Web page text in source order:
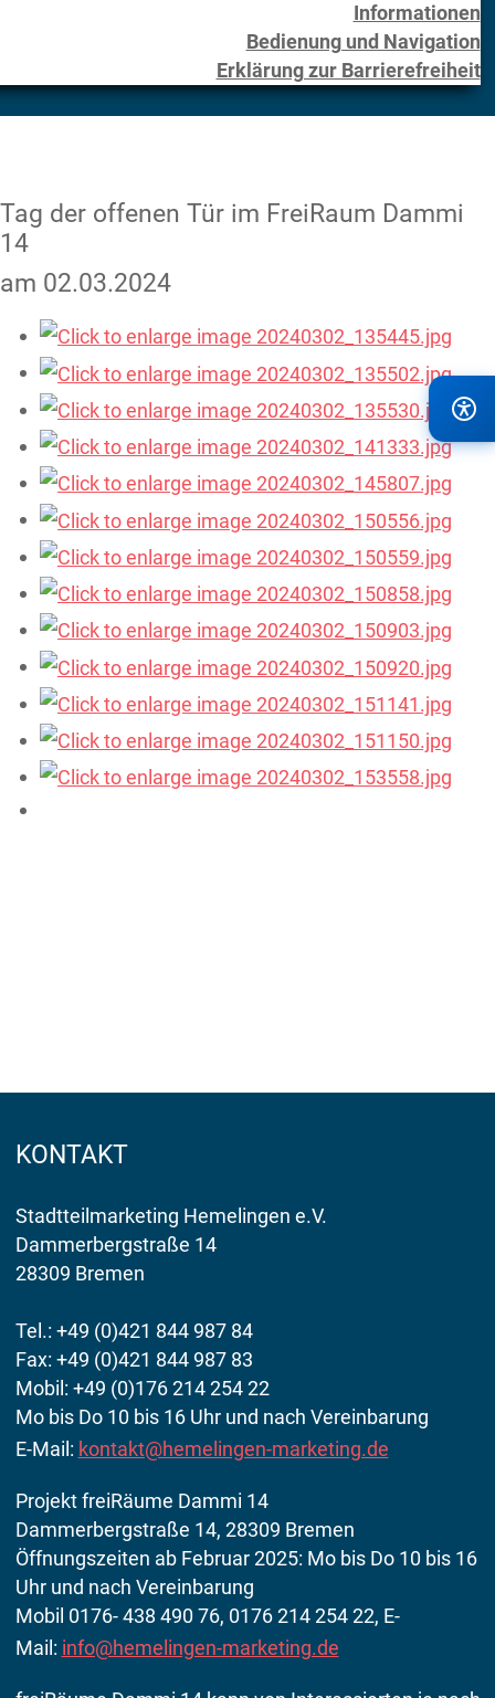
Informationen
Bedienung und Navigation
Erklärung zur Barrierefreiheit
Tag der offenen Tür im FreiRaum Dammi
14
am 02.03.2024
KONTAKT
Stadtteilmarketing Hemelingen e.V.
Dammerbergstraße 14
28309 Bremen
Tel.: +49 (0)421 844 987 84
Fax: +49 (0)421 844 987 83
Mobil: +49 (0)176 214 254 22
Mo bis Do 10 bis 16 Uhr und nach Vereinbarung
E-Mail: kontakt@hemelingen-marketing.de
Projekt freiRäume Dammi 14
Dammerbergstraße 14, 28309 Bremen
Öffnungszeiten ab Februar 2025: Mo bis Do 10 bis 16
Uhr und nach Vereinbarung
Mobil 0176- 438 490 76, 0176 214 254 22, E-
Mail: info@hemelingen-marketing.de